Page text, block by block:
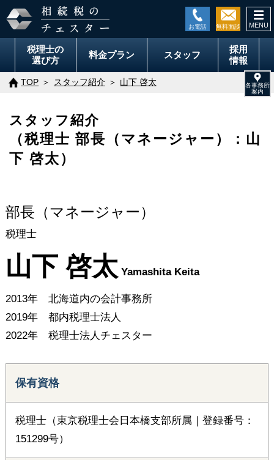
税理士の
選び方
料金プラン スタッフ
採用
情報
TOP スタッフ紹介 山下 啓太
スタッフ紹介
（税理士 部長（マネージャー）：山
下 啓太）
部長（マネージャー）
税理士
山下 啓太 Yamashita Keita
2013年 北海道内の会計事務所
2019年 都内税理士法人
2022年 税理士法人チェスター
保有資格
税理士（東京税理士会日本橋支部所属｜登録番号：
151299号）